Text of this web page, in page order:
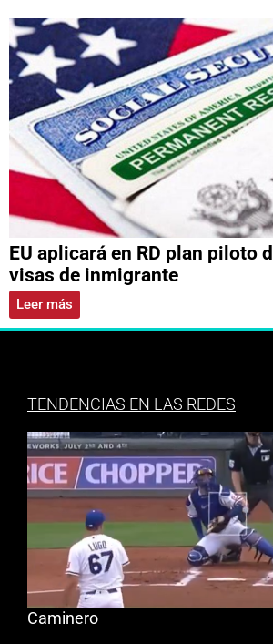
EU aplicará en RD plan piloto
visas de inmigrante
Leer más
TENDENCIAS EN LAS REDES
Caminero